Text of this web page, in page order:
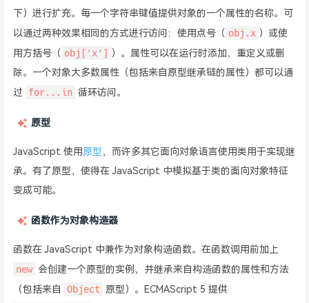
下）进行扩充。每一个字符串键值提供对象的一个属性的名称。可
以通过两种效果相同的方式进行访问：使用点号（ obj.x ）或使
用方括号（ obj['x'] ）。属性可以在运行时添加、重定义或删
除。一个对象大多数属性（包括来自原型继承链的属性）都可以通
过
for...in 循环访问。
原型
JavaScript 使用 原型 ，而许多其它面向对象语言使用类用于实现继
承。有了原型，使得在 JavaScript 中模拟基于类的面向对象特征
变成可能。
函数作为对象构造器
函数在 JavaScript 中兼作为对象构造函数。在函数调用前加上
new 会创建一个原型的实例，并继承来自构造函数的属性和方法
（包括来自
Object 原型）。ECMAScript 5 提供